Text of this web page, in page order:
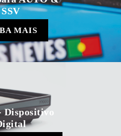
SSV
MAIS
Dispositivo